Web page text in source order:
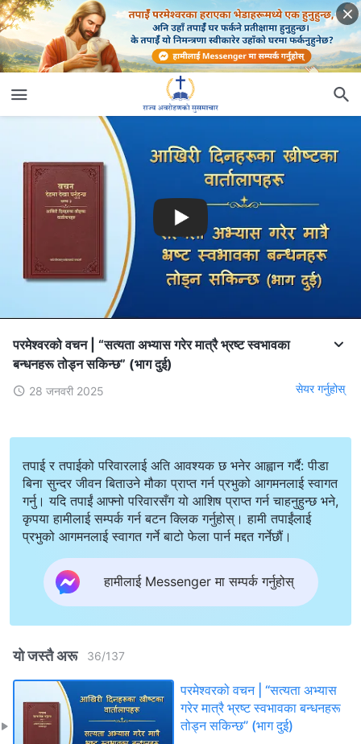
परमेश्‍वरको वचन | “सत्यता अभ्यास गरेर मात्रै भ्रष्ट स्वभावका
बन्धनहरू तोड्न सकिन्छ” (भाग दुई)
28 जनवरी 2025 सेयर गर्नुहोस्
तपाई र तपाईको परिवारलाई अति आवश्यक छ भनेर आह्वान गर्दै: पीडा
बिना सुन्दर जीवन बिताउने मौका प्राप्त गर्न प्रभुको आगमनलाई स्वागत
गर्नु। यदि तपाईं आफ्नो परिवारसँग यो आशिष प्राप्त गर्न चाहनुहुन्छ भने,
कृपया हामीलाई सम्पर्क गर्न बटन क्लिक गर्नुहोस्। हामी तपाईंलाई
प्रभुको आगमनलाई स्वागत गर्ने बाटो फेला पार्न मद्दत गर्नेछौं।
हामीलाई Messenger मा सम्पर्क गर्नुहोस्
यो जस्तै अरू 36/137
परमेश्‍वरको वचन | “सत्यता अभ्यास
गरेर मात्रै भ्रष्ट स्वभावका बन्धनहरू
तोड्न सकिन्छ” (भाग दुई)